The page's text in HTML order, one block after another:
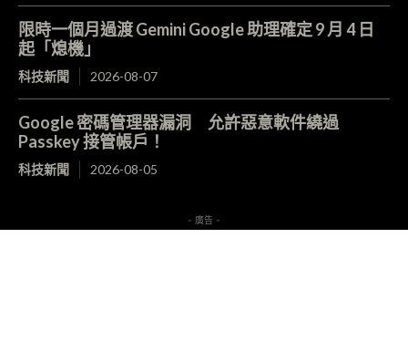
限時一個月過渡 Gemini Google 助理確定 9 月 4 日
起「熄機」
科技新聞 2026-08-07
Google 密碼管理器漏洞 允許惡意軟件繞過
Passkey 接管帳戶！
科技新聞 2026-08-05
- 廣告 -